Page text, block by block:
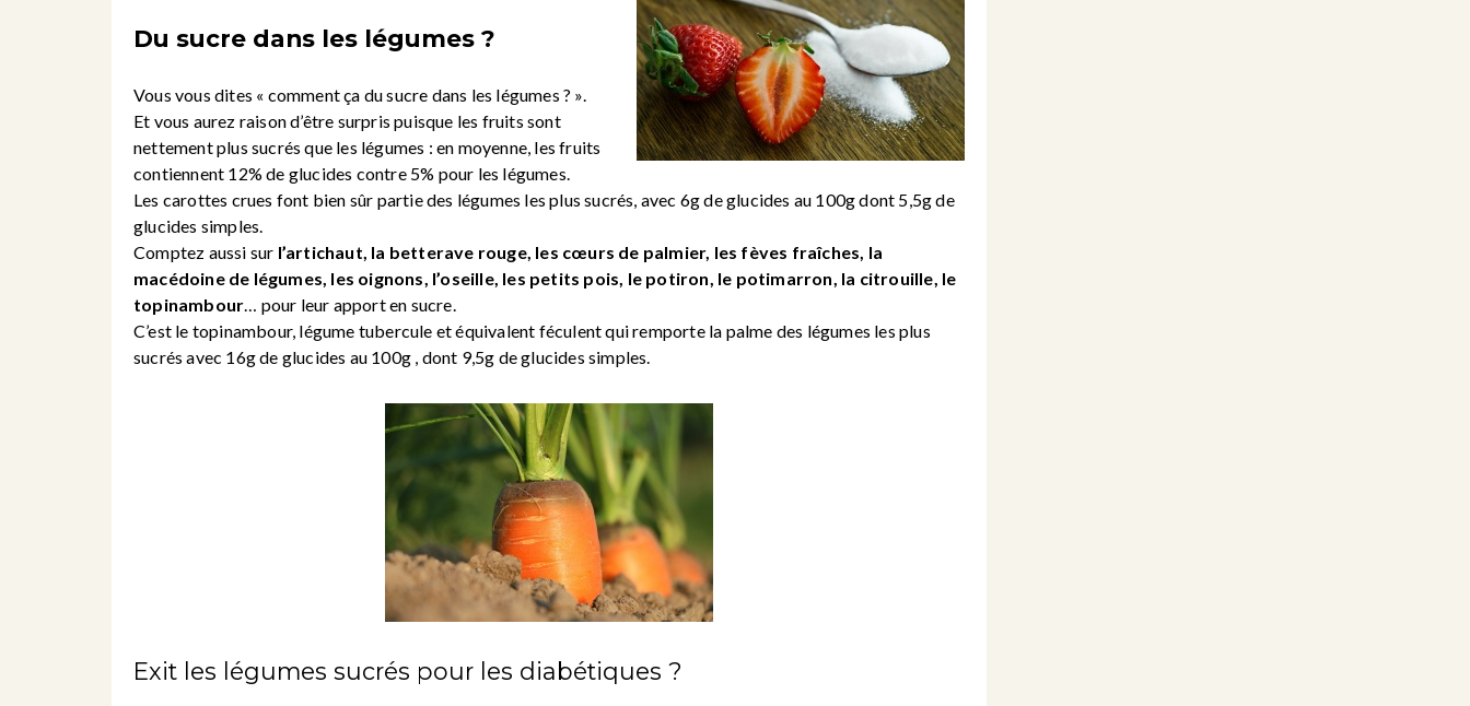
Du sucre dans les légumes ?
Vous vous dites « comment ça du sucre dans les légumes ? ».
Et vous aurez raison d’être surpris puisque les fruits sont
nettement plus sucrés que les légumes : en moyenne, les fruits
contiennent 12% de glucides contre 5% pour les légumes.
Les carottes crues font bien sûr partie des légumes les plus sucrés, avec 6g de glucides au 100g dont 5,5g de
glucides simples.
Comptez aussi sur l’artichaut, la betterave rouge, les cœurs de palmier, les fèves fraîches, la
macédoine de légumes, les oignons, l’oseille, les petits pois, le potiron, le potimarron, la citrouille, le
topinambour… pour leur apport en sucre.
C’est le topinambour, légume tubercule et équivalent féculent qui remporte la palme des légumes les plus
sucrés avec 16g de glucides au 100g , dont 9,5g de glucides simples.
Exit les légumes sucrés pour les diabétiques ?